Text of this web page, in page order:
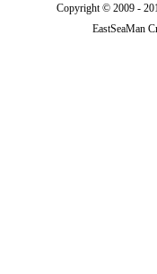
Copyright © 2009 -
EastSeaMan